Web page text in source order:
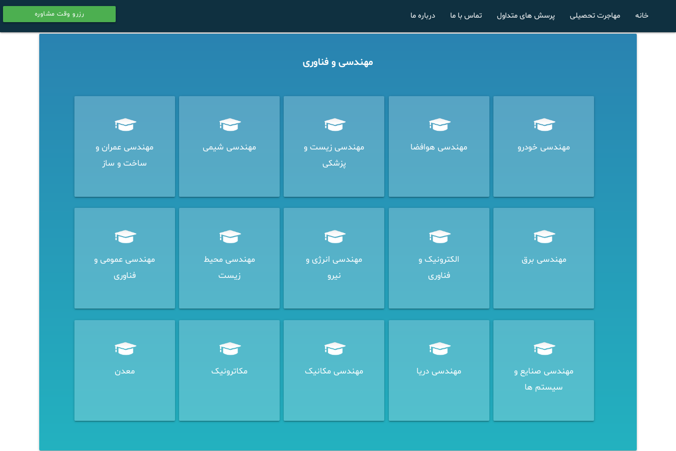
رزرو وقت مشاوره
calendar
خانه مهاجرت تحصیلی پرسش های متداول تماس با ما درباره ما
مهندسی و فناوری
مهندسی خودرو مهندسی هوافضا
مهندسی زیست و
پزشکی
مهندسی شیمی
مهندسی عمران و
ساخت و ساز
مهندسی برق
الکترونیک و
فناوری
مهندسی انرژی و
نیرو
مهندسی محیط
زیست
مهندسی عمومی و
فناوری
مهندسی صنایع و
سیستم ها
مهندسی دریا مهندسی مکانیک مکاترونیک معدن